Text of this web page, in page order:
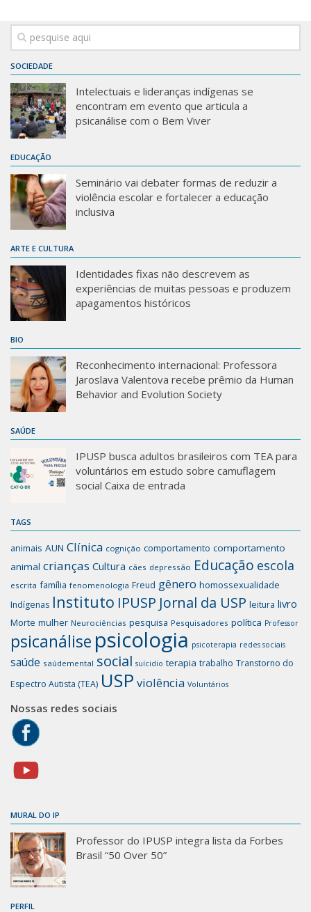
SOCIEDADE
Intelectuais e lideranças indígenas se
encontram em evento que articula a
psicanálise com o Bem Viver
EDUCAÇÃO
Seminário vai debater formas de reduzir a
violência escolar e fortalecer a educação
inclusiva
ARTE E CULTURA
Identidades fixas não descrevem as
experiências de muitas pessoas e produzem
apagamentos históricos
BIO
Reconhecimento internacional: Professora
Jaroslava Valentova recebe prêmio da Human
Behavior and Evolution Society
SAÚDE
IPUSP busca adultos brasileiros com TEA para
voluntários em estudo sobre camuflagem
social Caixa de entrada
TAGS
animais AUN Clínica cognição comportamento comportamento
animal crianças Cultura cães depressão Educação escola
escrita família fenomenologia Freud gênero homossexualidade
Indígenas Instituto IPUSP Jornal da USP leitura livro
Morte mulher Neurociências pesquisa Pesquisadores política Professor
psicanálise psicologia psicoterapia redes sociais
saúde saúdemental social suícidio terapia trabalho Transtorno do
Espectro Autista (TEA) USP violência Voluntários
Nossas redes sociais
MURAL DO IP
Professor do IPUSP integra lista da Forbes
Brasil “50 Over 50”
PERFIL